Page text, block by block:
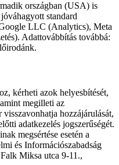
országban (USA) is
standard
LLC (Analytics), Meta
Adattovábbítás továbbá:
kérheti azok helyesbítését,
megilleti az
hozzájárulását,
adatkezelés jogszerűségét.
megsértése esetén a
és Információszabadság
Miksa utca 9-11.,